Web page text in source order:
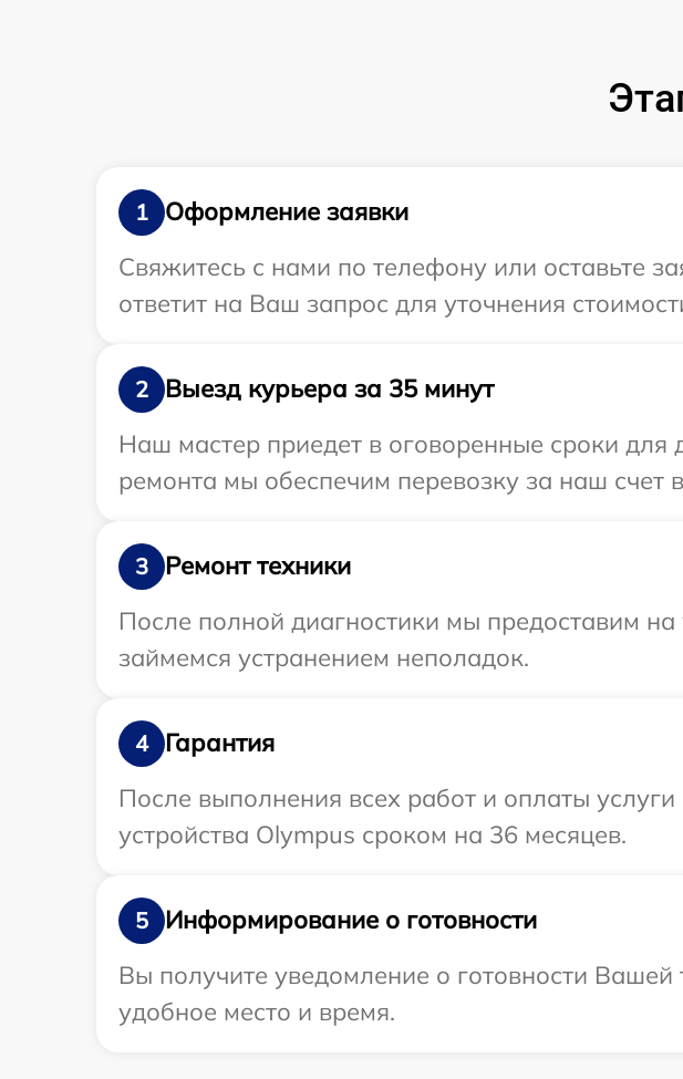
1
Оформление заявки
Свяжитесь с нами по телефону или оставьте
ответит на Ваш запрос для уточнения
2
Выезд курьера за 35 минут
Наш мастер приедет в оговоренные сроки для
ремонта мы обеспечим перевозку за наш счет
3
Ремонт техники
После полной диагностики мы предоставим
займемся устранением неполадок.
4
Гарантия
После выполнения всех работ и оплаты
устройства Olympus сроком на 36 месяцев.
5
Информирование о готовности
Вы получите уведомление о готовности
удобное место и время.